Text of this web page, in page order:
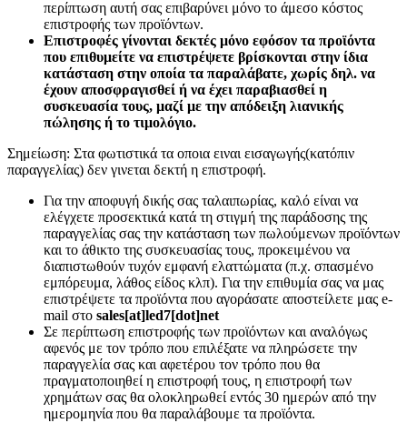
περίπτωση αυτή σας επιβαρύνει μόνο το άμεσο κόστος
επιστροφής των προϊόντων.
Επιστροφές γίνονται δεκτές μόνο εφόσον τα προϊόντα
που επιθυμείτε να επιστρέψετε βρίσκονται στην ίδια
κατάσταση στην οποία τα παραλάβατε, χωρίς δηλ. να
έχουν αποσφραγισθεί ή να έχει παραβιασθεί η
συσκευασία τους, μαζί με την απόδειξη λιανικής
πώλησης ή το τιμολόγιο.
Σημείωση: Στα φωτιστικά τα οποια ειναι εισαγωγής(κατόπιν
παραγγελίας) δεν γινεται δεκτή η επιστροφή.
Για την αποφυγή δικής σας ταλαιπωρίας, καλό είναι να
ελέγχετε προσεκτικά κατά τη στιγμή της παράδοσης της
παραγγελίας σας την κατάσταση των πωλούμενων προϊόντων
και το άθικτο της συσκευασίας τους, προκειμένου να
διαπιστωθούν τυχόν εμφανή ελαττώματα (π.χ. σπασμένο
εμπόρευμα, λάθος είδος κλπ). Για την επιθυμία σας να μας
επιστρέψετε τα προϊόντα που αγοράσατε αποστείλετε μας e-
mail στο sales[at]led7[dot]net
Σε περίπτωση επιστροφής των προϊόντων και αναλόγως
αφενός με τον τρόπο που επιλέξατε να πληρώσετε την
παραγγελία σας και αφετέρου τον τρόπο που θα
πραγματοποιηθεί η επιστροφή τους, η επιστροφή των
χρημάτων σας θα ολοκληρωθεί εντός 30 ημερών από την
ημερομηνία που θα παραλάβουμε τα προϊόντα.